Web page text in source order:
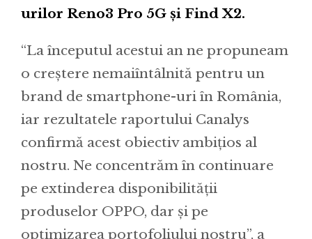
urilor Reno3 Pro 5G și Find X2.
“La începutul acestui an ne propuneam
o creștere nemaiîntâlnită pentru un
brand de smartphone-uri în România,
iar rezultatele raportului Canalys
confirmă acest obiectiv ambițios al
nostru. Ne concentrăm în continuare
pe extinderea disponibilității
produselor OPPO, dar și pe
optimizarea portofoliului nostru”, a